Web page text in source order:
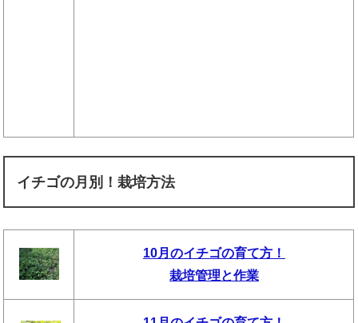
イチゴの月別！栽培方法
10月のイチゴの育て方！
栽培管理と作業